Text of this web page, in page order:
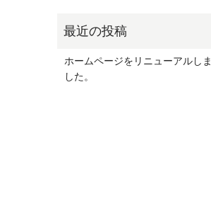
ホームページをリニューアルしま
した。